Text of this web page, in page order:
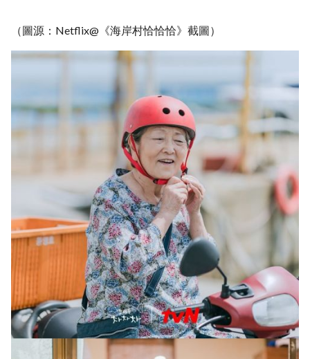
（圖源：Netflix@《海岸村恰恰恰》截圖）